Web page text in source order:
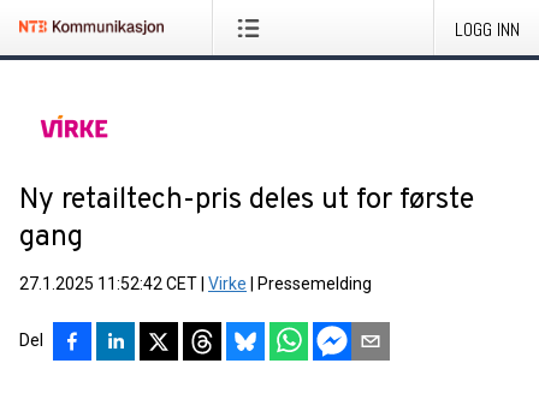
LOGG INN
Ny retailtech-pris deles ut for første
gang
27.1.2025 11:52:42 CET Virke Pressemelding
Del